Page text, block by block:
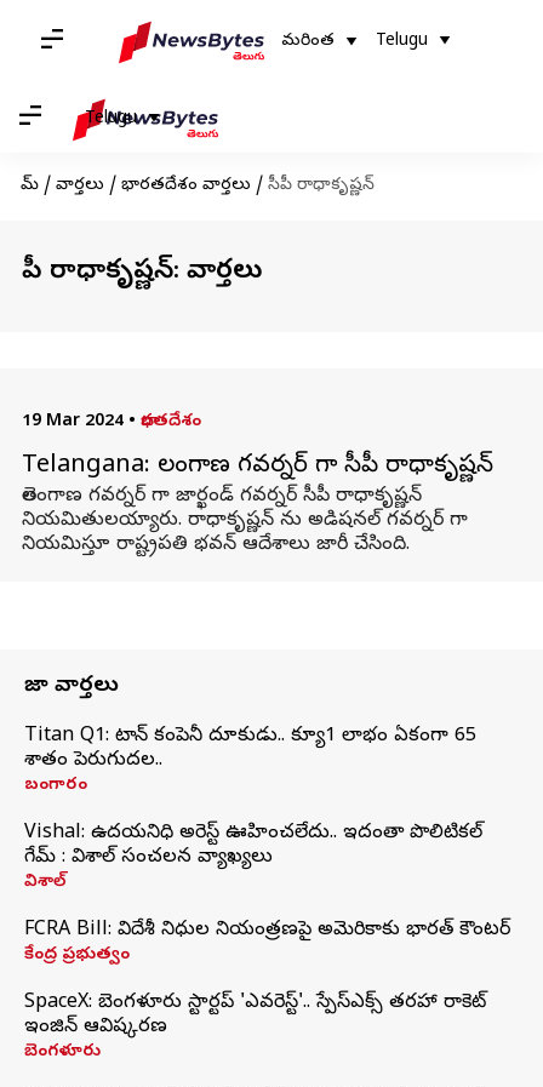
మరింత Telugu
Telugu
హోమ్ / వార్తలు / భారతదేశం వార్తలు / సీపీ రాధాకృష్ణన్
సీపీ రాధాకృష్ణన్: వార్తలు
19 Mar 2024 • భారతదేశం
Telangana: తెలంగాణ గవర్నర్ గా సీపీ రాధాకృష్ణన్
తెలంగాణ గవర్నర్ గా జార్ఖండ్ గవర్నర్ సీపీ రాధాకృష్ణన్
నియమితులయ్యారు. రాధాకృష్ణన్ ను అడిషనల్ గవర్నర్ గా
నియమిస్తూ రాష్ట్రపతి భవన్ ఆదేశాలు జారీ చేసింది.
తాజా వార్తలు
Titan Q1: టైటాన్ కంపెనీ దూకుడు.. క్యూ1 లాభం ఏకంగా 65
శాతం పెరుగుదల..
బంగారం
Vishal: ఉదయనిధి అరెస్ట్‌ ఊహించలేదు.. ఇదంతా పొలిటికల్
గేమ్ : విశాల్ సంచలన వ్యాఖ్యలు
విశాల్
FCRA Bill: విదేశీ నిధుల నియంత్రణపై అమెరికాకు భారత్‌ కౌంటర్
కేంద్ర ప్రభుత్వం
SpaceX: బెంగళూరు స్టార్టప్‌ 'ఎవరెస్ట్'.. స్పేస్‌ఎక్స్ తరహా రాకెట్‌
ఇంజిన్‌ ఆవిష్కరణ
బెంగళూరు